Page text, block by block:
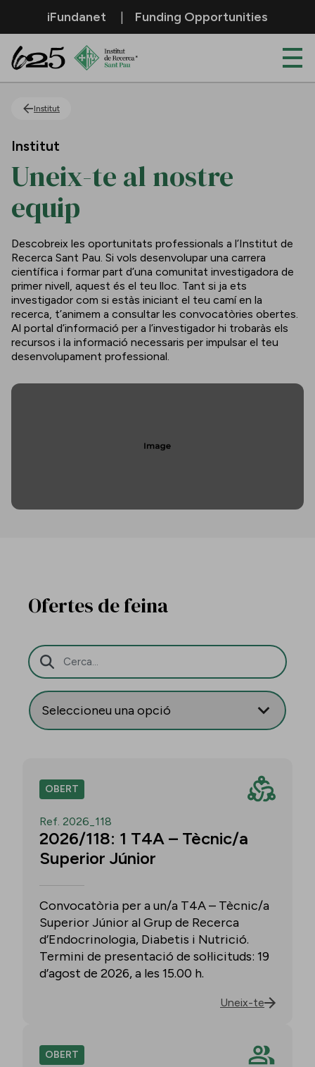
Salta al contingut principal
iFundanet Funding Opportunities
Institut
Institut
Uneix-te al nostre
equip
Descobreix les oportunitats professionals a l’Institut de
Recerca Sant Pau. Si vols desenvolupar una carrera
científica i formar part d’una comunitat investigadora de
primer nivell, aquest és el teu lloc. Tant si ja ets
investigador com si estàs iniciant el teu camí en la
recerca, t’animem a consultar les convocatòries obertes.
Al portal d’informació per a l’investigador hi trobaràs els
recursos i la informació necessaris per impulsar el teu
desenvolupament professional.
Ofertes de feina
Barra de cerca
OBERT
Ref. 2026_118
2026/118: 1 T4A – Tècnic/a
Superior Júnior
Convocatòria per a un/a T4A – Tècnic/a
Superior Júnior al Grup de Recerca
d’Endocrinologia, Diabetis i Nutrició.
Termini de presentació de sol·licituds: 19
d’agost de 2026, a les 15.00 h.
Uneix-te
OBERT